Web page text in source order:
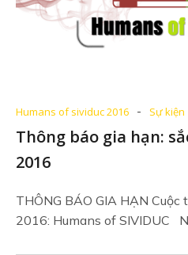
Humans of sividuc 2016 - Sự kiện
Thông báo gia hạn:
2016
THÔNG BÁO GIA HẠN Cuộc
2016: Humans of SIVIDUC